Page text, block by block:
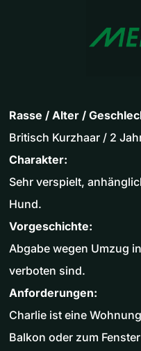
Rasse / Alter /
Britisch Kurzhaar / 2
Charakter:
Sehr verspielt,
Hund.
Vorgeschichte:
Abgabe wegen Umzug
verboten sind.
Anforderungen:
Charlie ist eine
Balkon oder zum